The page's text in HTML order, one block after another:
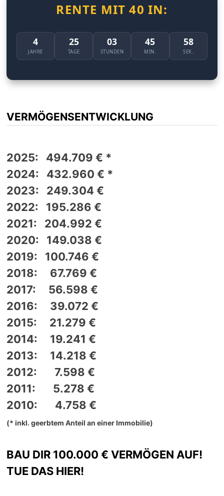
RENTE MIT 40 IN:
4
JAHRE
25
TAGE
03
STUNDEN
45
MIN.
57
SEK.
VERMÖGENSENTWICKLUNG
2025: 494.709 € *
2024: 432.960 € *
2023: 249.304 €
2022: 195.286 €
2021: 204.992 €
2020: 149.038 €
2019: 100.746 €
2018: 67.769 €
2017: 56.598 €
2016: 39.072 €
2015: 21.279 €
2014: 19.241 €
2013: 14.218 €
2012: 7.598 €
2011: 5.278 €
2010: 4.758 €
(* inkl. geerbtem Anteil an einer Immobilie)
BAU DIR 100.000 € VERMÖGEN AUF!
TUE DAS HIER!